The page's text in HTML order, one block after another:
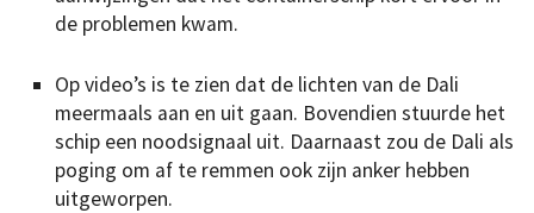
de problemen kwam.
Op video’s is te zien dat de lichten van de Dali
meermaals aan en uit gaan. Bovendien stuurde het
schip een noodsignaal uit. Daarnaast zou de Dali als
poging om af te remmen ook zijn anker hebben
uitgeworpen.